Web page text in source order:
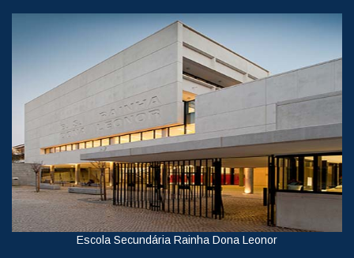
Escola Secundária Rainha Dona Leonor